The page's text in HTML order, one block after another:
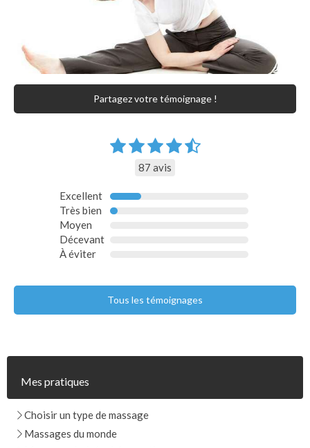
Partagez votre témoignage !
87 avis
Excellent
Très bien
Moyen
Décevant
À éviter
Tous les témoignages
Mes pratiques
Choisir un type de massage
Massages du monde